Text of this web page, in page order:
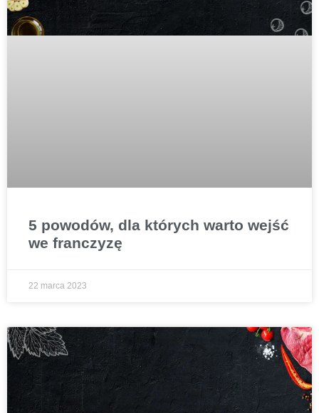
5 powodów, dla których warto wejść
we franczyzę
22 marca 2023